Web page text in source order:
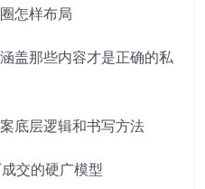
怎样布局
盖那些内容才是正确的私
底层逻辑和书写方法
交的硬广模型